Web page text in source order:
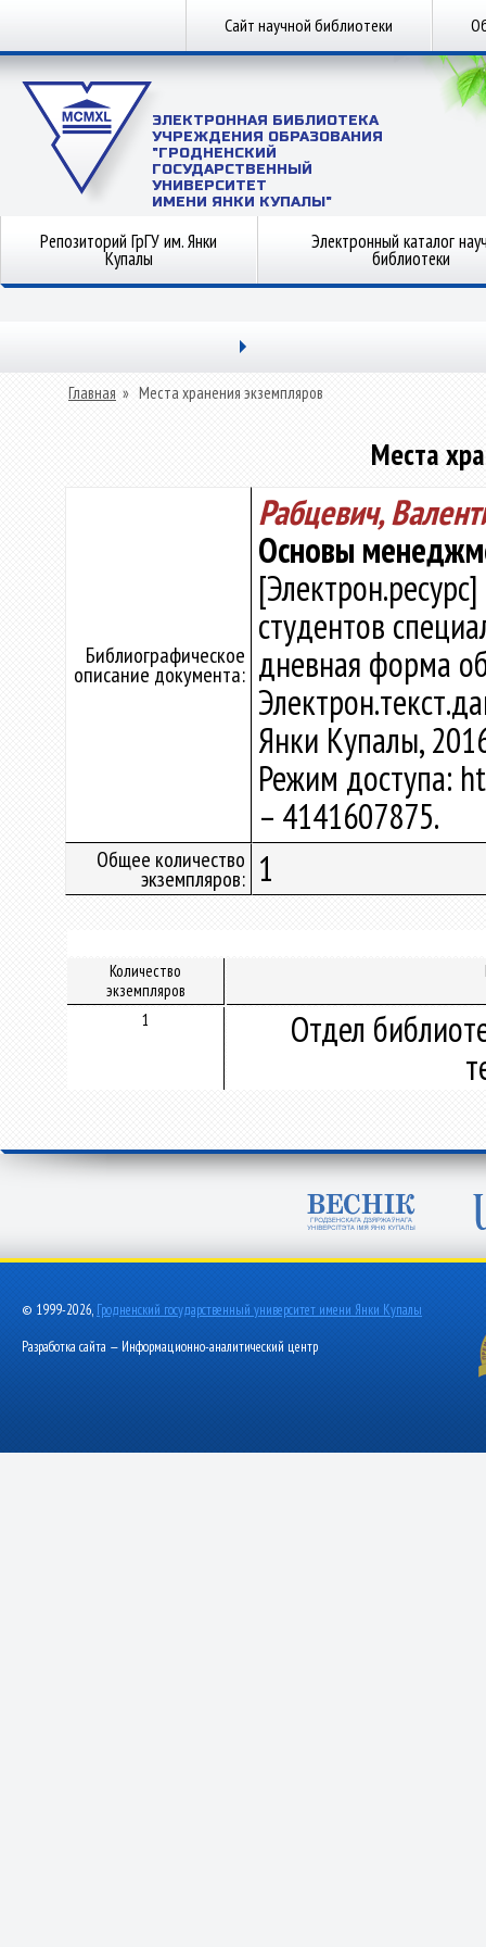
Сайт научной библиотеки
ЭЛЕКТРОННАЯ БИБЛИОТЕКА
УЧРЕЖДЕНИЯ ОБРАЗОВАНИЯ
"ГРОДНЕНСКИЙ
ГОСУДАРСТВЕННЫЙ
УНИВЕРСИТЕТ
ИМЕНИ ЯНКИ КУПАЛЫ"
Репозиторий ГрГУ им. Янки
Купалы
Электронный каталог
библиотеки
Главная » Места хранения экземпляров
Места
Библиографическое
описание документа:
Рабцевич,
Основы
студентов
дневная форма
Янки Купалы,
Режим доступа:
– 4141607875.
Общее количество
экземпляров: 1
Количество
экземпляров
1
Отдел
© 1999-2026, Гродненский государственный университет имени Янки Купалы
Разработка сайта — Информационно-аналитический центр